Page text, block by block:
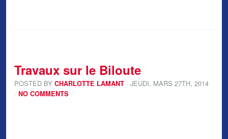
Travaux sur le Biloute
POSTED BY CHARLOTTE LAMANT · JEUDI, MARS 27TH, 2014
· NO COMMENTS